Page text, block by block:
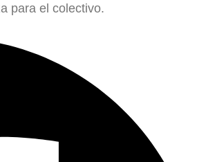
para el colectivo.